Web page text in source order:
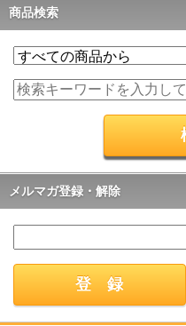
商品検索
メルマガ登録・解除